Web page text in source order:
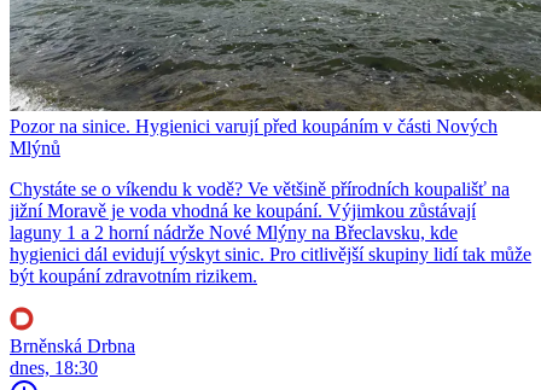
Pozor na sinice. Hygienici varují před koupáním v části Nových
Mlýnů
Chystáte se o víkendu k vodě? Ve většině přírodních koupališť na
jižní Moravě je voda vhodná ke koupání. Výjimkou zůstávají
laguny 1 a 2 horní nádrže Nové Mlýny na Břeclavsku, kde
hygienici dál evidují výskyt sinic. Pro citlivější skupiny lidí tak může
být koupání zdravotním rizikem.
Brněnská Drbna
dnes, 18:30